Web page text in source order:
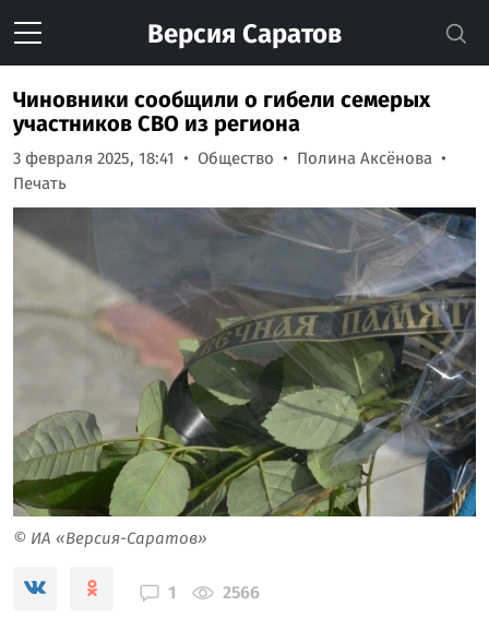
Версия Саратов
Чиновники сообщили о гибели семерых
участников СВО из региона
3 февраля 2025, 18:41 Общество
Полина Аксёнова
Печать
© ИА «Версия-Саратов»
1 2566